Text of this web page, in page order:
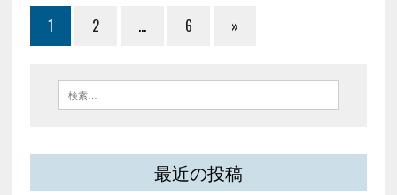
1 2 … 6 »
最近の投稿